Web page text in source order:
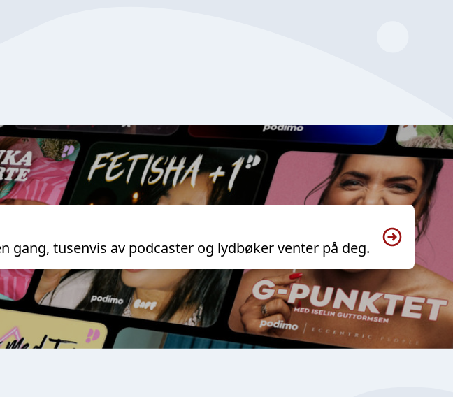
tusenvis av podcaster og lydbøker venter på deg.